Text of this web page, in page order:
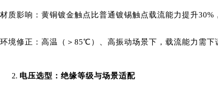
材质影响：黄铜镀金触点比普通镀锡触点载流能力提升
环境修正：高温（＞85℃）、高振动场景下，载流能力需
电压选型：绝缘等级与场景适配